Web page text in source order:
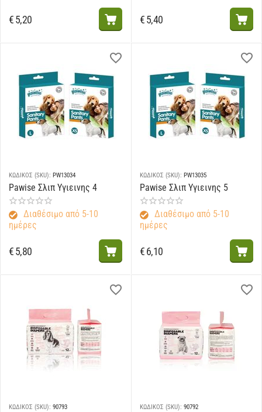
€5,20 €5,40
ΚΩΔΙΚΟΣ (SKU): PW13034
Pawise Σλιπ Υγιεινης 4
Διαθέσιμο από 5-10
ημέρες
€5,80
ΚΩΔΙΚΟΣ (SKU): PW13035
Pawise Σλιπ Υγιεινης 5
Διαθέσιμο από 5-10
ημέρες
€6,10
ΚΩΔΙΚΟΣ (SKU): 90793 ΚΩΔΙΚΟΣ (SKU): 90792